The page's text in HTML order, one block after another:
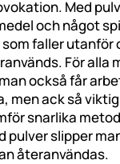
Med
och något
faller utanför
För alla
också får
men ack så
snarlika
pulver slipper
återanvändas.